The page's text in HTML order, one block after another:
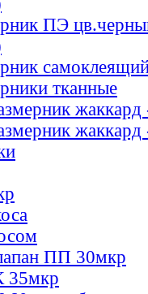
ПЭ
тканные
ПП 30мкр